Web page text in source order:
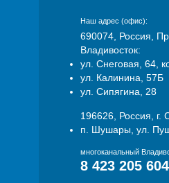
Наш адрес (офис):
690074, Россия,
Владивосток:
ул. Снеговая, 64,
ул. Калинина, 57Б
ул. Сипягина, 28
196626, Россия, г.
п. Шушары, ул.
многоканальный
8 423 205